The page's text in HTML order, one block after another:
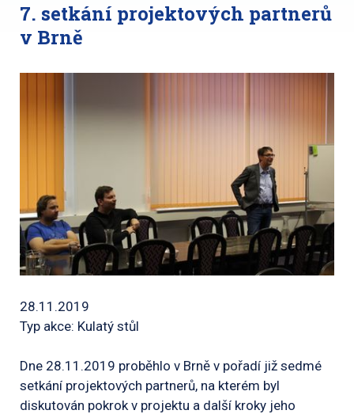
7. setkání projektových partnerů
v Brně
28.11.2019
Typ akce: Kulatý stůl
Dne 28.11.2019 proběhlo v Brně v pořadí již sedmé
setkání projektových partnerů, na kterém byl
diskutován pokrok v projektu a další kroky jeho